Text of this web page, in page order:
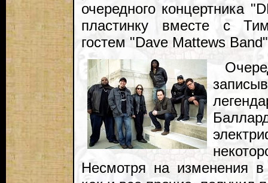
очередного концертника
пластинку вместе с
гостем "Dave Mattews
Несмотря на изменения